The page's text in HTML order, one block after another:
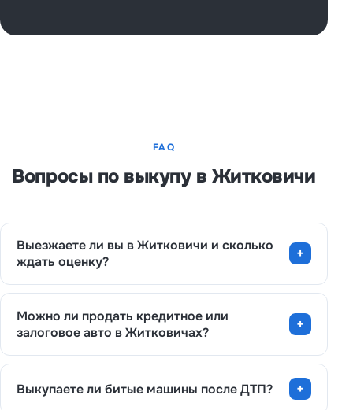
FAQ
Вопросы по выкупу в Житковичи
Выезжаете ли вы в Житковичи и сколько
ждать оценку?
Можно ли продать кредитное или
залоговое авто в Житковичах?
Выкупаете ли битые машины после ДТП?